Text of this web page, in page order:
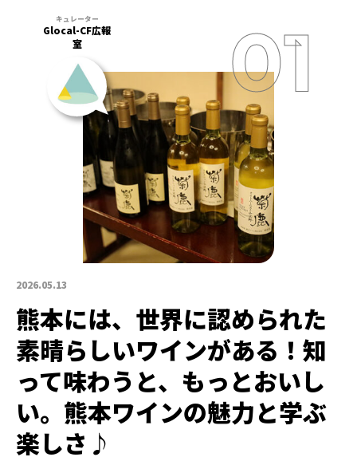
2026.05.13
Glocal-CF広報
室
熊本には、世界に認められた
素晴らしいワインがある！知
って味わうと、もっとおいし
い。熊本ワインの魅力と学ぶ
楽しさ♪